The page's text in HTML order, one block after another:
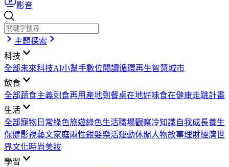
影音
主題探索
科技
全部未來科技AI小幫手數位閱讀循環再生智慧城市
飲食
全部蔬食主義剩食再用 產地到餐桌在地好味食在健康走跳計畫
生活
全部寵物日常綠色旅遊綠色生活職場觀察冷知識自我成長養生
保健影視藝文家庭兩性銀髮樂活運動休閒 人物故事理財經濟世
界文化時尚美妝
學習